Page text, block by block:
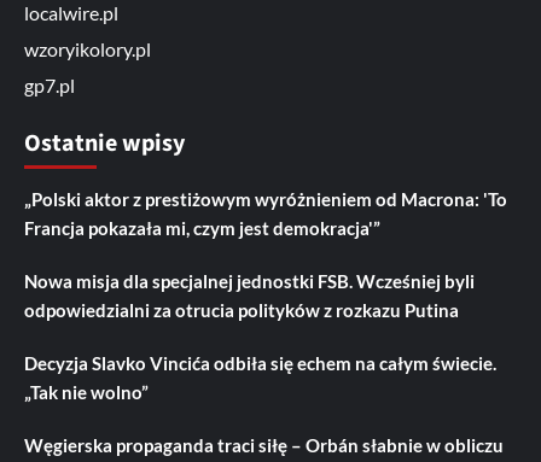
localwire.pl
wzoryikolory.pl
gp7.pl
Ostatnie wpisy
„Polski aktor z prestiżowym wyróżnieniem od Macrona: 'To
Francja pokazała mi, czym jest demokracja'”
Nowa misja dla specjalnej jednostki FSB. Wcześniej byli
odpowiedzialni za otrucia polityków z rozkazu Putina
Decyzja Slavko Vincića odbiła się echem na całym świecie.
„Tak nie wolno”
Węgierska propaganda traci siłę – Orbán słabnie w obliczu